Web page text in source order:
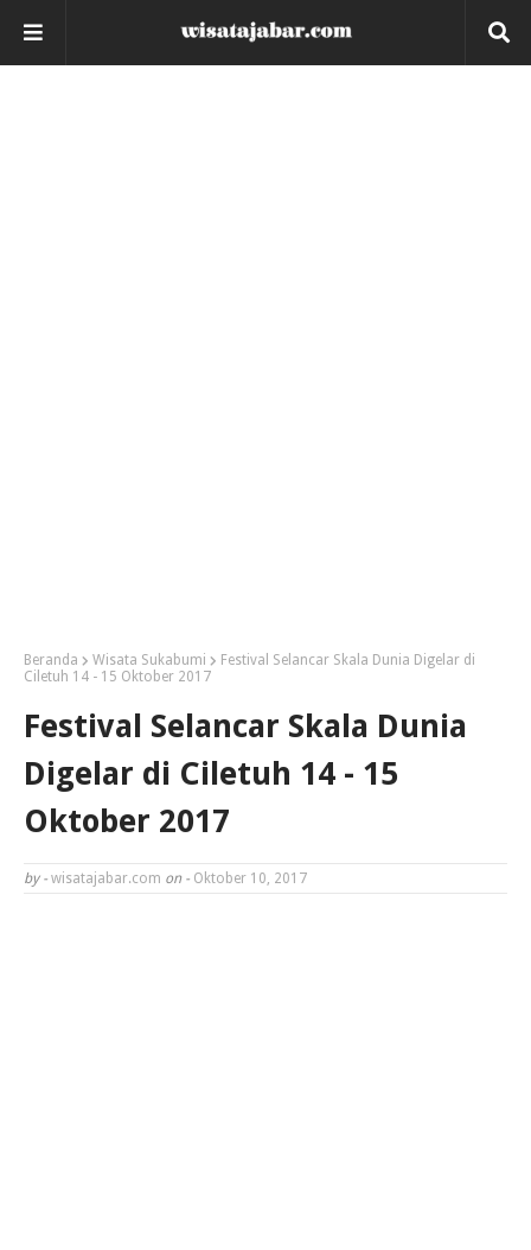
Beranda Wisata Sukabumi
Festival Selancar Skala Dunia Digelar di
Ciletuh 14 - 15 Oktober 2017
Festival Selancar Skala Dunia
Digelar di Ciletuh 14 - 15
Oktober 2017
by - wisatajabar.com on - Oktober 10, 2017